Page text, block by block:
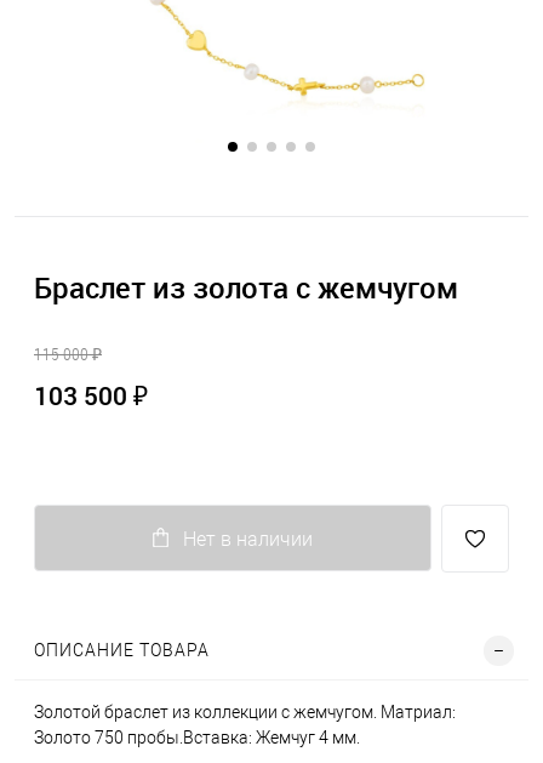
Браслет из золота с жемчугом
115 000 ₽
103 500 ₽
Нет в наличии
ОПИСАНИЕ ТОВАРА
Золотой браслет из коллекции с жемчугом. Матриал:
Золото 750 пробы.Вставка: Жемчуг 4 мм.